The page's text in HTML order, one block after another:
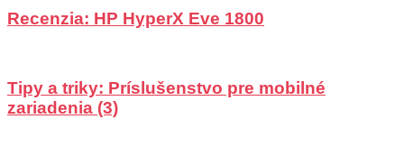
Recenzia: HP HyperX Eve 1800
Tipy a triky: Príslušenstvo pre mobilné
zariadenia (3)